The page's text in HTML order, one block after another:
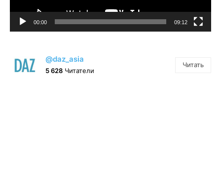
00:00 09:12
@daz_asia
5 628 Читатели
Читать